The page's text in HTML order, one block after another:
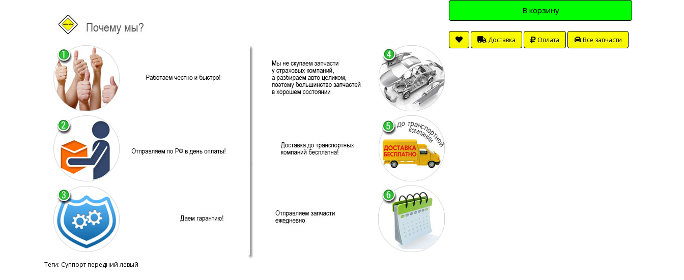
В корзину
Доставка Оплата Все запчасти
Теги: Суппорт передний левый